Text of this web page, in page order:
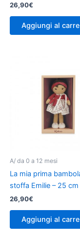
26,90€
Aggiungi al
A/ da 0 a 12 mesi
La mia prima
stoffa Emilie – 25 cm
26,90€
Aggiungi al